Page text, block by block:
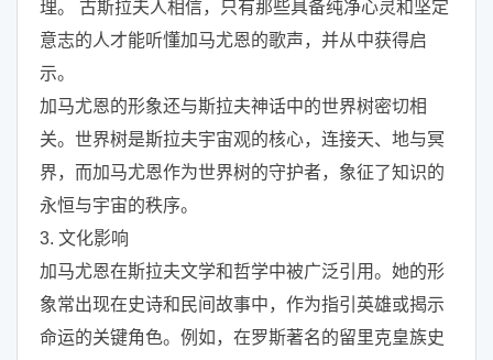
理。 古斯拉夫人相信，只有那些具备纯净心灵和坚定
意志的人才能听懂加马尤恩的歌声，并从中获得启
示。
加马尤恩的形象还与斯拉夫神话中的世界树密切相
关。世界树是斯拉夫宇宙观的核心，连接天、地与冥
界，而加马尤恩作为世界树的守护者，象征了知识的
永恒与宇宙的秩序。
3. 文化影响
加马尤恩在斯拉夫文学和哲学中被广泛引用。她的形
象常出现在史诗和民间故事中，作为指引英雄或揭示
命运的关键角色。例如，在罗斯著名的留里克皇族史